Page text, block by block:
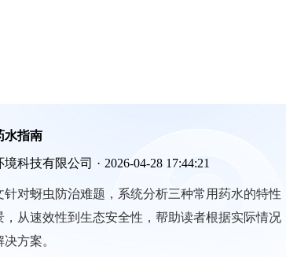
水指南
科技有限公司 · 2026-04-28 17:44:21
针对蚜虫防治难题，系统分析三种常用药水的特性
，从速效性到生态安全性，帮助读者根据实际情况
方案。